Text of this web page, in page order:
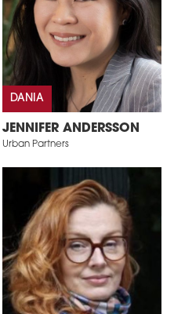
DANIA
JENNIFER ANDERSSON
Urban Partners